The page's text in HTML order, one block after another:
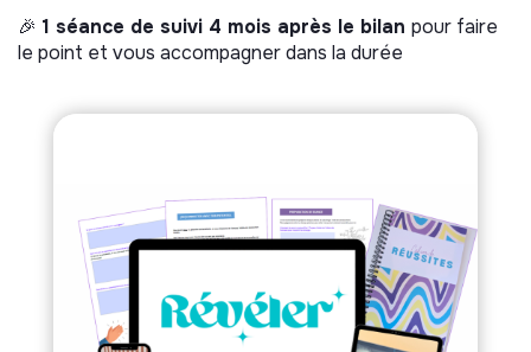
🎉 1 séance de suivi 4 mois après le bilan pour faire
le point et vous accompagner dans la durée